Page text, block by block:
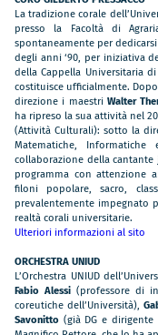
La tradizione corale
presso la Facoltà di
spontaneamente per
degli anni ‘90, per iniziativa
della Cappella Universitaria
costituisce ufficialmente.
direzione i maestri Walter
ha ripreso la sua attività nel
(Attività Culturali): sotto la
Matematiche,
collaborazione della cantante
programma con attenzione
filoni popolare, sacro,
prevalentemente impegnato
realtà corali universitarie.
Ulteriori informazioni al sito
ORCHESTRA UNIUD
L’Orchestra UNIUD
Fabio Alessi (professore di
coreutiche dell’Università),
Savonitto (già DG e